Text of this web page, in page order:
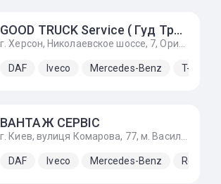
GOOD TRUCK Service ( Гуд Трак Сервис)
DAF Iveco Mercedes-Benz T-King
ВАНТАЖ СЕРВІС
DAF Iveco Mercedes-Benz Renault